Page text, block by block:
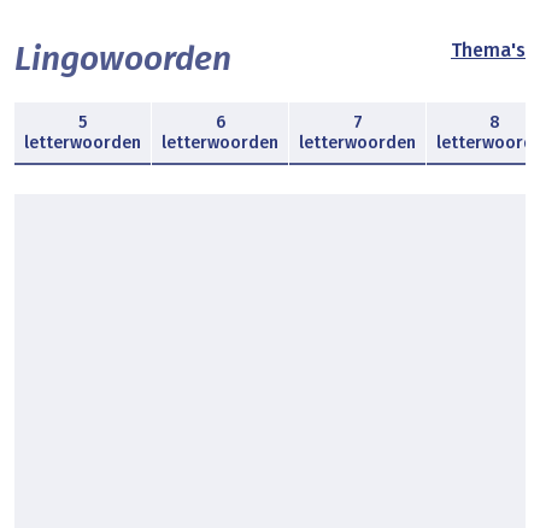
Lingowoorden Thema's
5
letterwoorden
6
letterwoorden
7
letterwoorden
8